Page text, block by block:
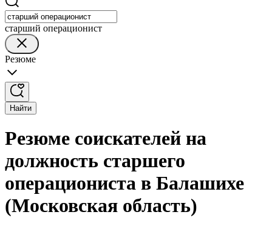
старший операционист
Резюме
Найти
Резюме соискателей на
должность старшего
операциониста в Балашихе
(Московская область)